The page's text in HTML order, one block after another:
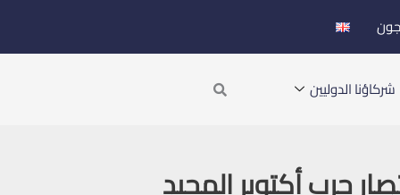
شركاؤنا الدوليين Search